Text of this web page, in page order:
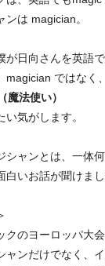
ンは magician。
が日向さんを英語
magician ではなく、
魔法使い）
い気がします。
シャンとは、一体何
白いお話が聞けまし
クのヨーロッパ大
ャンだけでなく、